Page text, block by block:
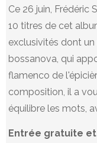
Ce 26 juin, Frédéric
10 titres de cet
exclusivités dont
bossanova, qui
flamenco de
composition, il a
équilibre les mots,
Entrée gratuite